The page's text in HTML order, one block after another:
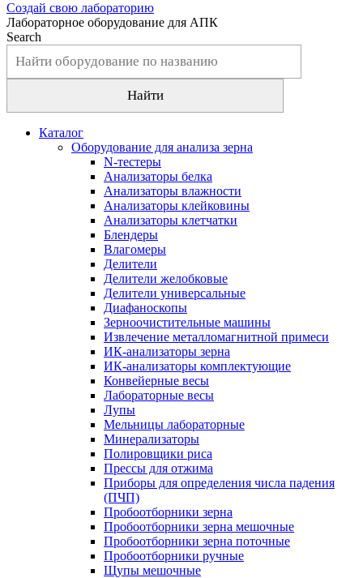
Создай свою лабораторию
Лабораторное оборудование для АПК
Search
Каталог
Оборудование для анализа зерна
N-тестеры
Анализаторы белка
Анализаторы влажности
Анализаторы клейковины
Анализаторы клетчатки
Блендеры
Влагомеры
Делители
Делители желобковые
Делители универсальные
Диафаноскопы
Зерноочистительные машины
Извлечение металломагнитной примеси
ИК-анализаторы зерна
ИК-анализаторы комплектующие
Конвейерные весы
Лабораторные весы
Лупы
Мельницы лабораторные
Минерализаторы
Полировщики риса
Прессы для отжима
Приборы для определения числа падения
(ПЧП)
Пробоотборники зерна
Пробоотборники зерна мешочные
Пробоотборники зерна поточные
Пробоотборники ручные
Щупы мешочные